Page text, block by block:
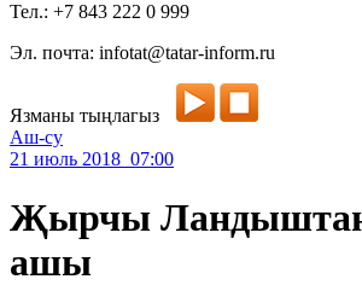
Тел.: +7 843 222 0 999
Эл. почта: infotat@tatar-inform.ru
Язманы тыңлагыз
Аш-су
21 июль 2018 07:00
Җырчы
ашы